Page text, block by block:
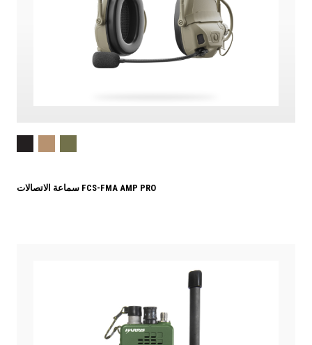
سماعة الاتصالات FCS-FMA AMP PRO